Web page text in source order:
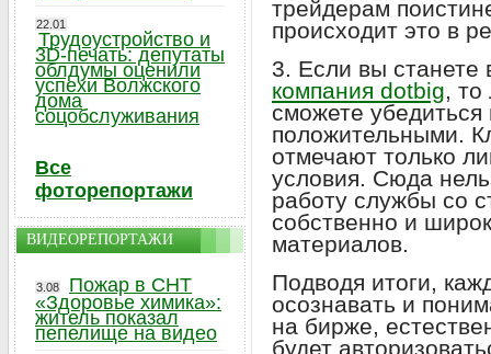
трейдерам
происходит это в
3. Если вы станете
компания dotbig, то
сможете
положительными.
отмечают только
условия. Сюда
работу службы со
собственно и
материалов.
Подводя итоги,
осознавать и
на бирже,
будет
22.01
Трудоустройство и
3D-печать: депутаты
облдумы оценили
успехи Волжского
дома
соцобслуживания
Все
фоторепортажи
ВИДЕОРЕПОРТАЖИ
3.08
Пожар в СНТ
«Здоровье химика»:
житель показал
пепелище на видео